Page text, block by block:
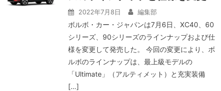
2022年7月8日 編集部
ボルボ・カー・ジャパンは7月6日、XC40、60
シリーズ、90シリーズのラインナップおよび仕
様を変更して発売した。 今回の変更により、ボ
ルボのラインナップは、最上級モデルの
「Ultimate」（アルティメット）と充実装備
[…]